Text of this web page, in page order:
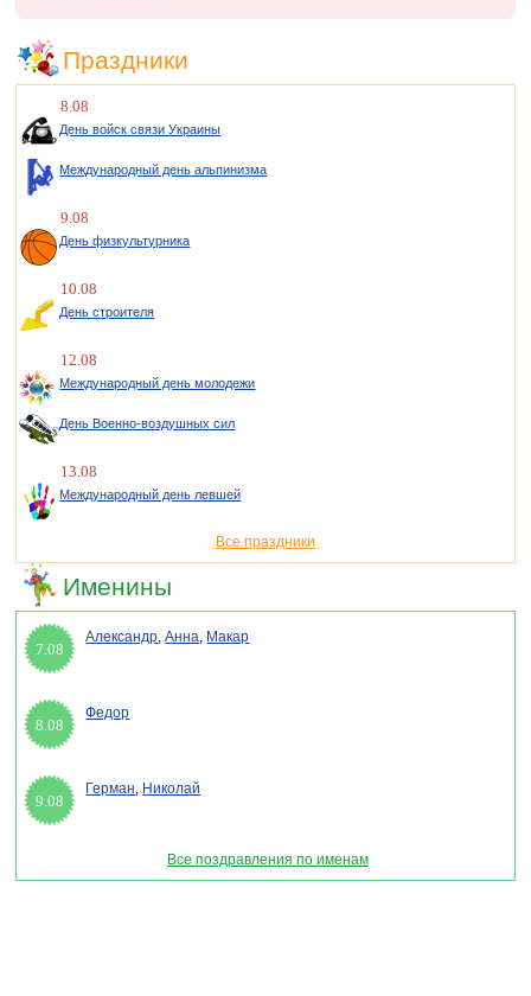
Праздники
8.08
День войск связи Украины
Международный день альпинизма
9.08
День физкультурника
10.08
День строителя
12.08
Международный день молодежи
День Военно-воздушных сил
13.08
Международный день левшей
Все праздники
Именины
7.08
Александр,Анна, Макар
8.08
Федор
9.08
Герман, Николай
Все поздравления по именам